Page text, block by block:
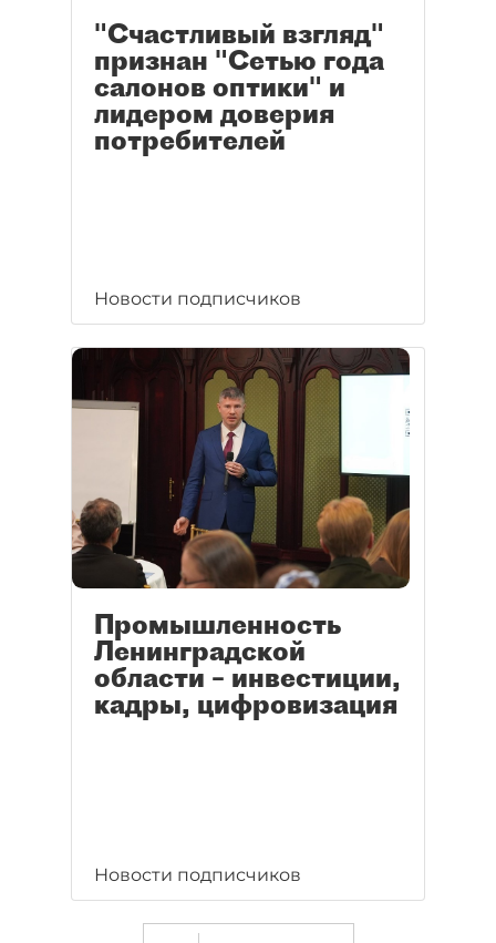
"Счастливый взгляд"
признан "Сетью года
салонов оптики" и
лидером доверия
потребителей
Новости подписчиков
Промышленность
Ленинградской
области – инвестиции,
кадры, цифровизация
Новости подписчиков